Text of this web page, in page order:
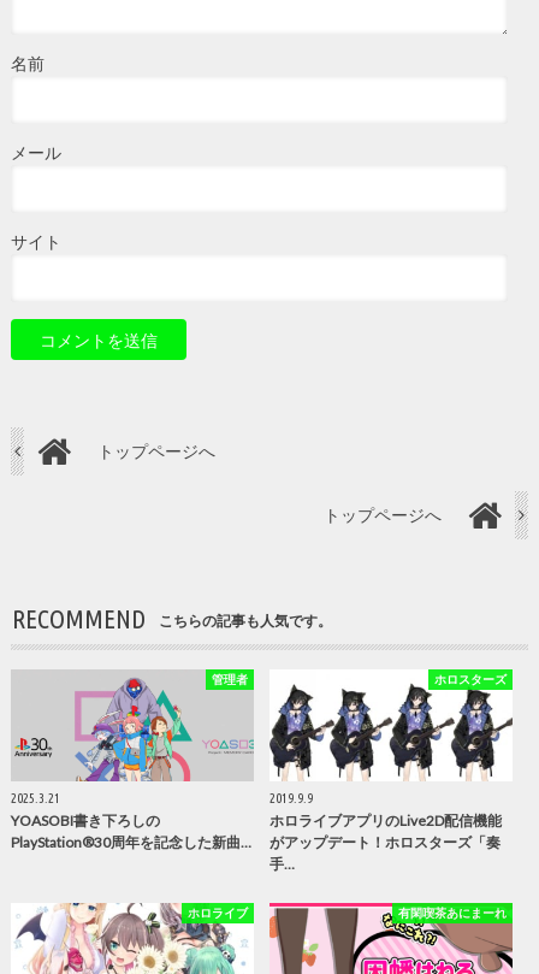
名前
メール
サイト
トップページへ
トップページへ
RECOMMEND こちらの記事も人気です。
管理者
2025.3.21
YOASOBI書き下ろしの
PlayStation®30周年を記念した新曲…
ホロスターズ
2019.9.9
ホロライブアプリのLive2D配信機能
がアップデート！ホロスターズ「奏
手…
ホロライブ 有閑喫茶あにまーれ